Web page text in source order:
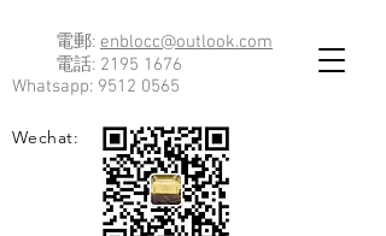
電郵: enblocc@outlook.com
電話: 2195 1676
Whatsapp: 9512 0565
Wechat: